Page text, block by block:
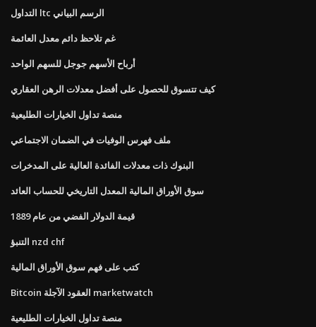
التداول ltc الرسم البياني
غم تلاحظ دائم معدل العائمة
أرباح الأسهم جوجل للسهم الواحد
كيف تتسوق للحصول على أفضل معدلات الرهن العقاري
منصة تداول الخيارات الطليعية
ملف فهرس الوفيات في الضمان الاجتماعي
البنوك ذات معدلات الفائدة العالية على المدخرات
سوق الأوراق المالية المعدل التاريخي للحساب العائد
قيمة الدولار الفضي من عام 1889
التنبؤ nzd chf
كتب على فهم سوق الأوراق المالية
Bitcoin العقود الآجلة marketwatch
منصة تداول الخيارات الطليعية